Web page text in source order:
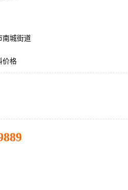
南城街道
价格